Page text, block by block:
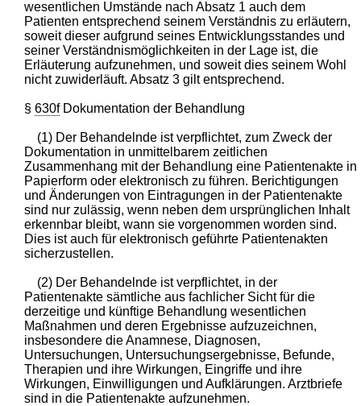
wesentlichen Umstände nach Absatz 1 auch dem
Patienten entsprechend seinem Verständnis zu erläutern,
soweit dieser aufgrund seines Entwicklungsstandes und
seiner Verständnismöglichkeiten in der Lage ist, die
Erläuterung aufzunehmen, und soweit dies seinem Wohl
nicht zuwiderläuft. Absatz 3 gilt entsprechend.
§630fDokumentation der Behandlung
(1) Der Behandelnde ist verpflichtet, zum Zweck der
Dokumentation in unmittelbarem zeitlichen
Zusammenhang mit der Behandlung eine Patientenakte in
Papierform oder elektronisch zu führen. Berichtigungen
und Änderungen von Eintragungen in der Patientenakte
sind nur zulässig, wenn neben dem ursprünglichen Inhalt
erkennbar bleibt, wann sie vorgenommen worden sind.
Dies ist auch für elektronisch geführte Patientenakten
sicherzustellen.
(2) Der Behandelnde ist verpflichtet, in der
Patientenakte sämtliche aus fachlicher Sicht für die
derzeitige und künftige Behandlung wesentlichen
Maßnahmen und deren Ergebnisse aufzuzeichnen,
insbesondere die Anamnese, Diagnosen,
Untersuchungen, Untersuchungsergebnisse, Befunde,
Therapien und ihre Wirkungen, Eingriffe und ihre
Wirkungen, Einwilligungen und Aufklärungen. Arztbriefe
sind in die Patientenakte aufzunehmen.